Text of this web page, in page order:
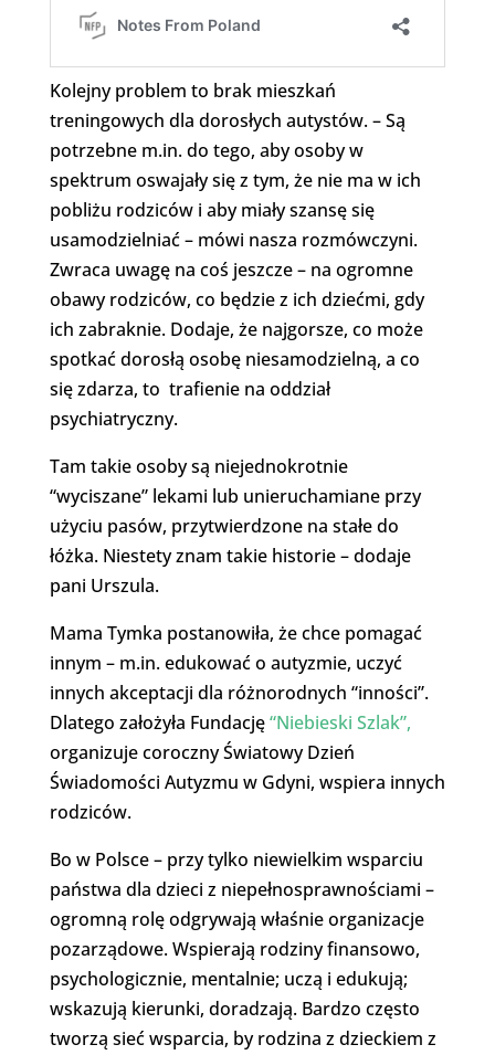
Kolejny problem to brak mieszkań
treningowych dla dorosłych autystów. – Są
potrzebne m.in. do tego, aby osoby w
spektrum oswajały się z tym, że nie ma w ich
pobliżu rodziców i aby miały szansę się
usamodzielniać – mówi nasza rozmówczyni.
Zwraca uwagę na coś jeszcze – na ogromne
obawy rodziców, co będzie z ich dziećmi, gdy
ich zabraknie. Dodaje, że najgorsze, co może
spotkać dorosłą osobę niesamodzielną, a co
się zdarza, to trafienie na oddział
psychiatryczny.
Tam takie osoby są niejednokrotnie
“wyciszane” lekami lub unieruchamiane przy
użyciu pasów, przytwierdzone na stałe do
łóżka. Niestety znam takie historie – dodaje
pani Urszula.
Mama Tymka postanowiła, że chce pomagać
innym – m.in. edukować o autyzmie, uczyć
innych akceptacji dla różnorodnych “inności”.
Dlatego założyła Fundację“Niebieski Szlak”,
organizuje coroczny Światowy Dzień
Świadomości Autyzmu w Gdyni, wspiera innych
rodziców.
Bo w Polsce – przy tylko niewielkim wsparciu
państwa dla dzieci z niepełnosprawnościami –
ogromną rolę odgrywają właśnie organizacje
pozarządowe. Wspierają rodziny finansowo,
psychologicznie, mentalnie; uczą i edukują;
wskazują kierunki, doradzają. Bardzo często
tworzą sieć wsparcia, by rodzina z dzieckiem z